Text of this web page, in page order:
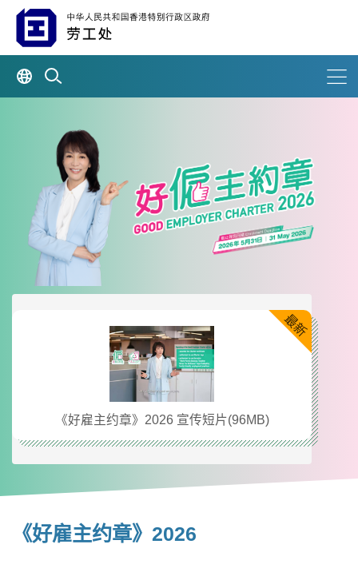
关於《好雇主约章》2026
如何做个好雇主?
宣传推广及活动花絮
历届《好雇主约章》
相关网址
最新
《好雇主约章》2026 宣传短片(96MB)
《好雇主约章》2026